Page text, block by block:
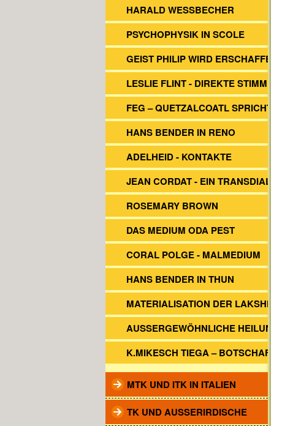
HARALD WESSBECHER
PSYCHOPHYSIK IN SCOLE
GEIST PHILIP WIRD ERSCHAFFEN
LESLIE FLINT - DIREKTE STIMMEN
FEG – QUETZALCOATL SPRICHT
HANS BENDER IN RENO
ADELHEID - KONTAKTE
JEAN CORDAT - EIN TRANSDIALOG
ROSEMARY BROWN
DAS MEDIUM ODA PEST
CORAL POLGE - MALMEDIUM
HANS BENDER IN THUN
MATERIALISATION DER LAKSHMI
AUSSERGEWÖHNLICHE HEILUNG
K.MIKESCH TIEGA – BOTSCHAFTEN
MTK UND ITK IN ITALIEN
TK UND AUSSERIRDISCHE